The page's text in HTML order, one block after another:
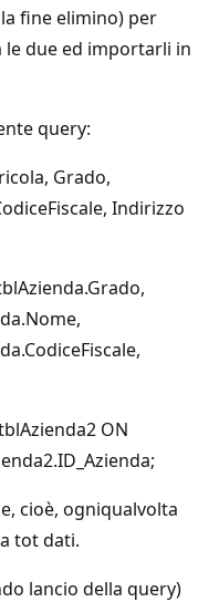
fine elimino) per
due ed importarli in
query:
Grado,
Indirizzo
ON
cioè, ogniqualvolta
tot dati.
lancio della query)